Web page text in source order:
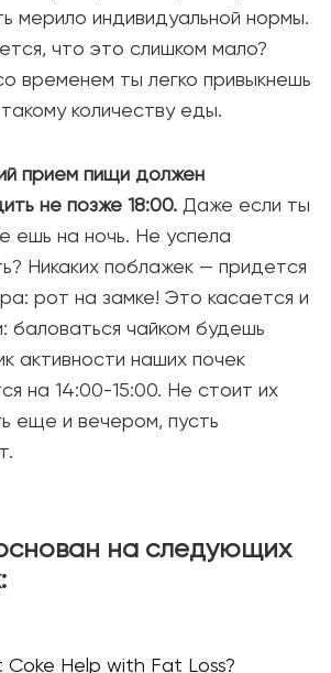
мерило индивидуальной нормы.
что это слишком мало?
временем ты легко привыкнешь
количеству еды.
прием пищи должен
не позже 18:00. Даже если ты
ешь на ночь. Не успела
Никаких поблажек — придется
рот на замке! Это касается и
баловаться чайком будешь
активности наших почек
на 14:00-15:00. Не стоит их
еще и вечером, пусть
на следующих
Help with Fat Loss?